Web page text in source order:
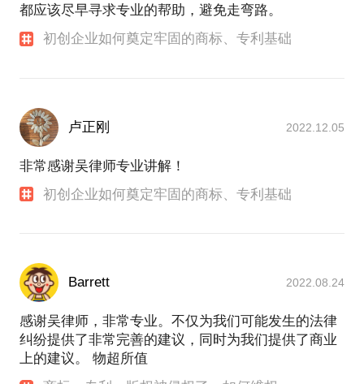
都应该尽早寻求专业的帮助，避免走弯路。
初创企业如何奠定牢固的商标、专利基础
卢正刚 2022.12.05
非常感谢吴律师专业讲解！
初创企业如何奠定牢固的商标、专利基础
Barrett 2022.08.24
感谢吴律师，非常专业。不仅为我们可能发生的法律
纠纷提供了非常完善的建议，同时为我们提供了商业
上的建议。 物超所值